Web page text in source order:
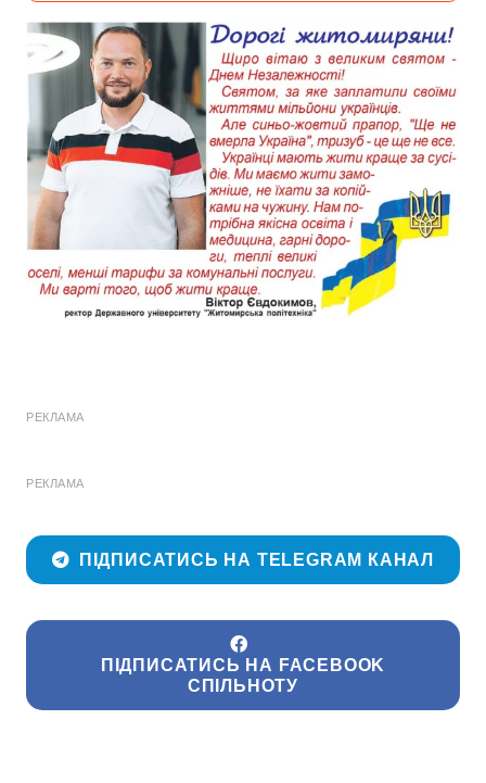
РЕКЛАМА
РЕКЛАМА
ПІДПИСАТИСЬ НА TELEGRAM КАНАЛ
ПІДПИСАТИСЬ НА FACEBOOK
СПІЛЬНОТУ